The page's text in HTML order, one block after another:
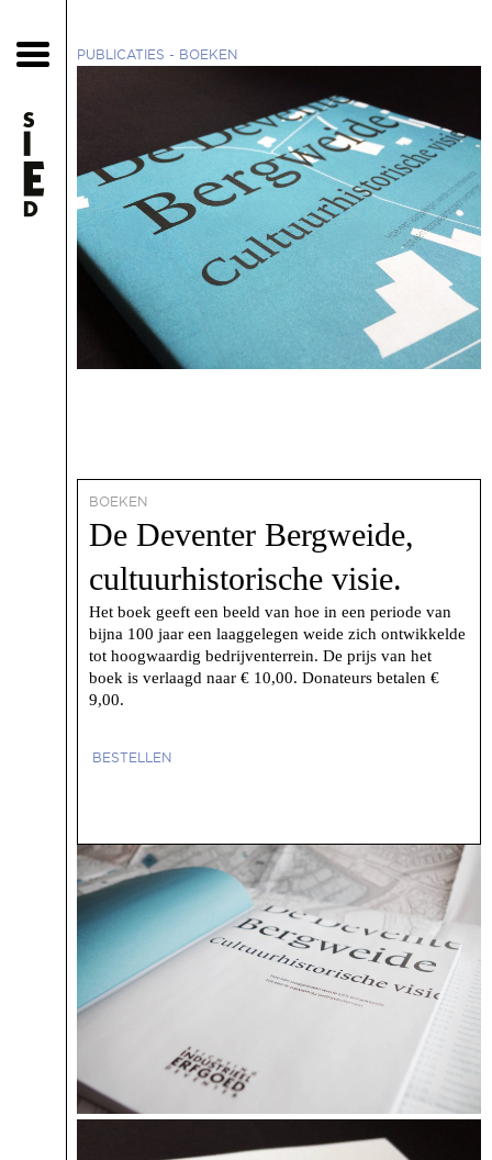
PUBLICATIES - BOEKEN
BOEKEN
De Deventer Bergweide,
cultuurhistorische visie.
Het boek geeft een beeld van hoe in een periode van
bijna 100 jaar een laaggelegen weide zich ontwikkelde
tot hoogwaardig bedrijventerrein. De prijs van het
boek is verlaagd naar € 10,00. Donateurs betalen €
9,00.
BESTELLEN